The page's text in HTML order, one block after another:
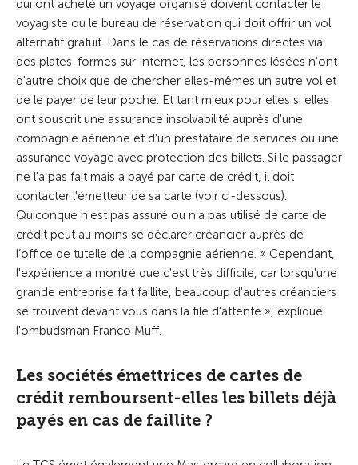
qui ont acheté un voyage organisé doivent contacter le
voyagiste ou le bureau de réservation qui doit offrir un vol
alternatif gratuit. Dans le cas de réservations directes via
des plates-formes sur Internet, les personnes lésées n'ont
d'autre choix que de chercher elles-mêmes un autre vol et
de le payer de leur poche. Et tant mieux pour elles si elles
ont souscrit une assurance insolvabilité auprès d'une
compagnie aérienne et d'un prestataire de services ou une
assurance voyage avec protection des billets. Si le passager
ne l'a pas fait mais a payé par carte de crédit, il doit
contacter l'émetteur de sa carte (voir ci-dessous).
Quiconque n'est pas assuré ou n'a pas utilisé de carte de
crédit peut au moins se déclarer créancier auprès de
l’office de tutelle de la compagnie aérienne. « Cependant,
l'expérience a montré que c'est très difficile, car lorsqu'une
grande entreprise fait faillite, beaucoup d'autres créanciers
se trouvent devant vous dans la file d'attente », explique
l'ombudsman Franco Muff.
Les sociétés émettrices de cartes de
crédit remboursent-elles les billets déjà
payés en cas de faillite ?